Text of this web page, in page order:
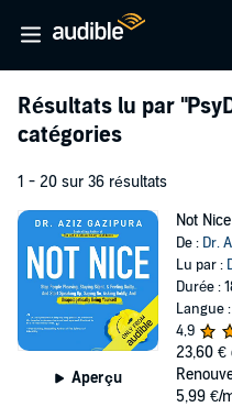
Résultats lu par
catégories
1 - 20 sur 36 résultats
Aperçu
Not Nice
De : Dr.
Lu par :
Durée :
Langue
4,9
23,60 €
5,99 €/